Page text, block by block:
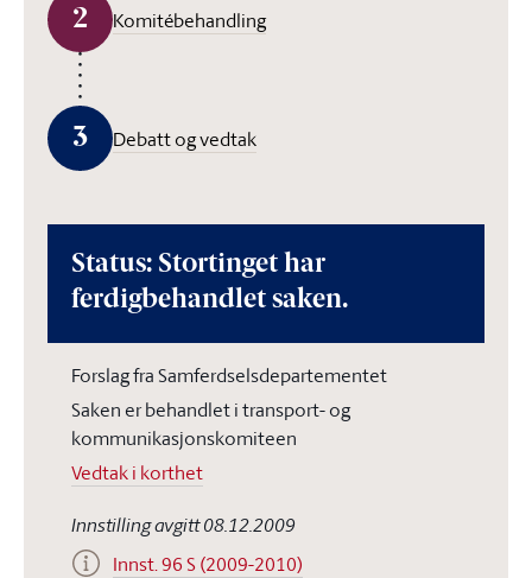
2 Komitébehandling
3 Debatt og vedtak
Status: Stortinget har
ferdigbehandlet saken.
Forslag fra Samferdselsdepartementet
Saken er behandlet i transport- og
kommunikasjonskomiteen
Vedtak i korthet
Innstilling avgitt 08.12.2009
Innst. 96 S (2009-2010)